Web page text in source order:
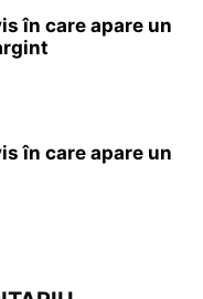
în care apare un
în care apare un